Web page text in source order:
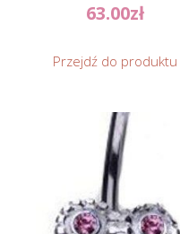
63.00zł
Przejdź do produktu